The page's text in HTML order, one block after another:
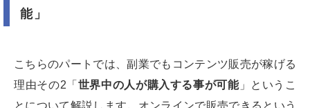
能」
こちらのパートでは、副業でもコンテンツ販売が稼げる
理由その2「 世界中の人が購入する事が可能」というこ